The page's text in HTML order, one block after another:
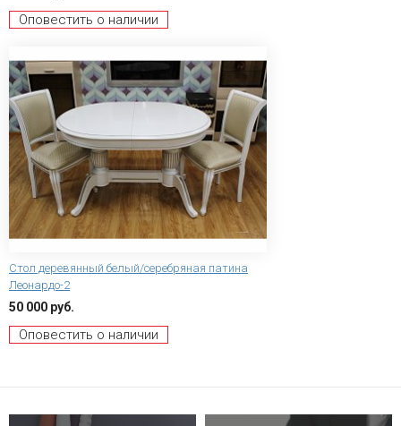
Оповестить о наличии
Стол деревянный белый/серебряная патина
Леонардо-2
50 000 руб.
Оповестить о наличии